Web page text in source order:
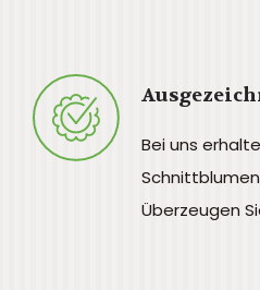
Bei uns
Überzeugen